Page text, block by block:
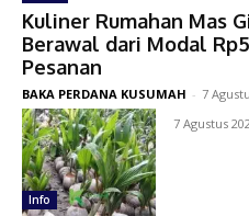
Kuliner Rumahan Mas
Berawal dari Modal
Pesanan
BAKA PERDANA KUSUMAH - 7
Info
7 Agustus